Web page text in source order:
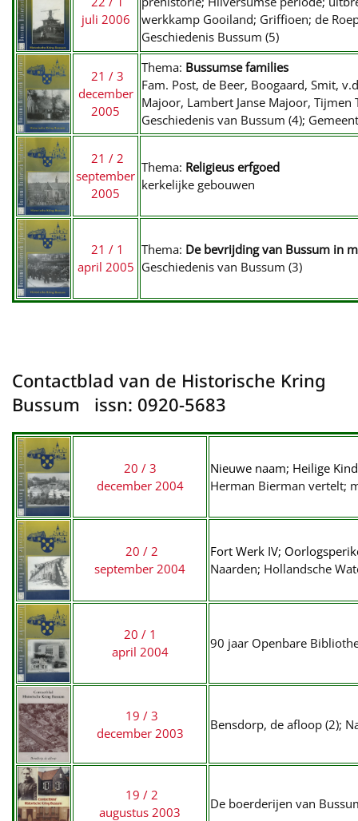
juli 2006
werkkamp Gooiland; Griffioen; de
Geschiedenis Bussum (5)
21 / 3
december
2005
Thema: Bussumse families
Fam. Post, de Beer, Boogaard, Smit,
Majoor, Lambert Janse Majoor, Tijmen
Geschiedenis van Bussum (4);
21 / 2
september
2005
Thema: Religieus erfgoed
kerkelijke gebouwen
21 / 1
april 2005
Thema: De bevrijding van Bussum in
Geschiedenis van Bussum (3)
Contactblad van de Historische Kring
Bussum issn: 0920-5683
20 / 3
december 2004
Nieuwe naam; Heilige
Herman Bierman vertelt;
20 / 2
september 2004
Fort Werk IV;
Naarden; Hollandsche
20 / 1
april 2004
90 jaar Openbare
19 / 3
december 2003
Bensdorp, de afloop (2);
19 / 2
augustus 2003
De boerderijen van